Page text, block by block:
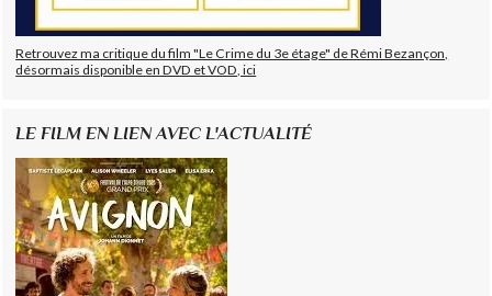
Retrouvez ma critique du film "Le Crime du 3e étage" de Rémi Bezançon,
désormais disponible en DVD et VOD, ici
LE FILM EN LIEN AVEC L'ACTUALITÉ